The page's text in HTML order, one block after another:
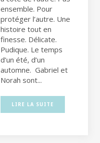
ensemble. Pour
protéger l’autre. Une
histoire tout en
finesse. Délicate.
Pudique. Le temps
d’un été, d’un
automne.⁣ ⁣ Gabriel et
Norah sont...
LIRE LA SUITE